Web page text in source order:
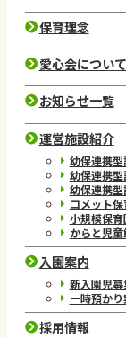
保育理念
愛心会について
お知らせ一覧
運営施設紹介
幼保連携
幼保連携
幼保連携
コメット保
小規模保
からと児童
入園案内
新入園児募
一時預か
採用情報